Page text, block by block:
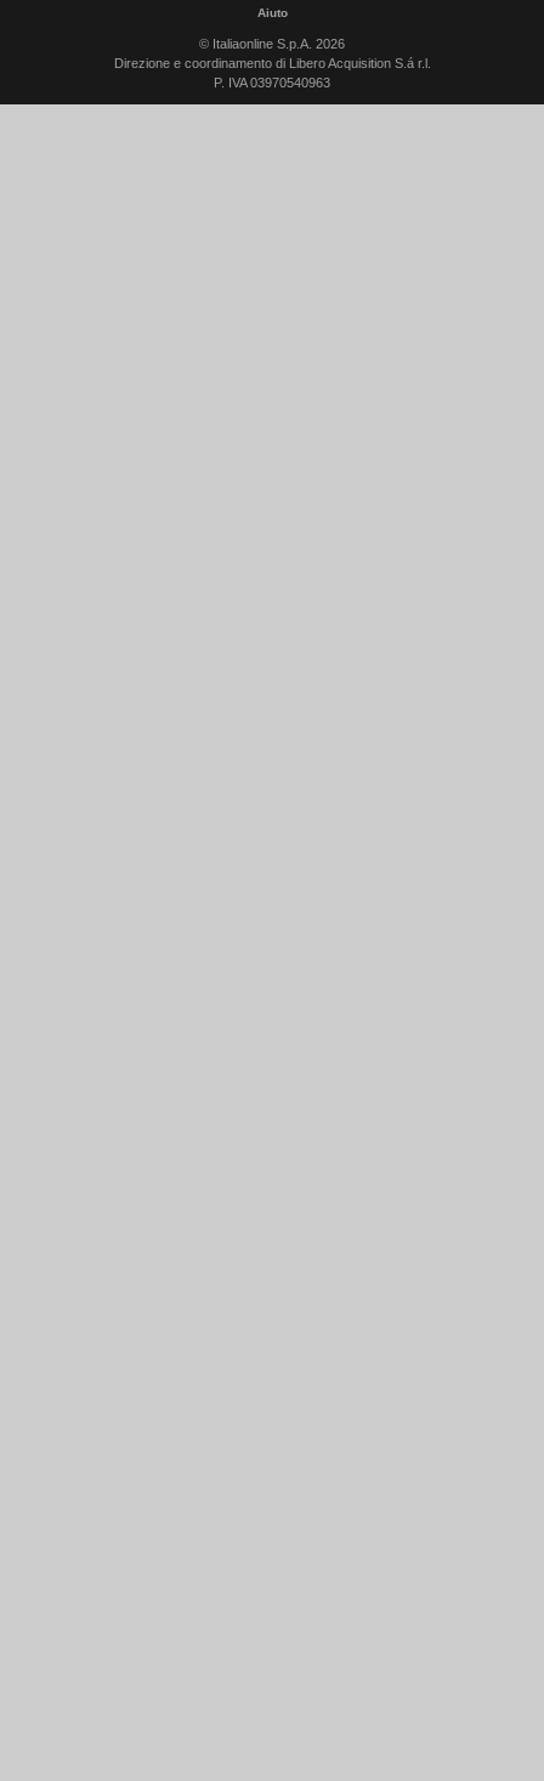
Aiuto
© Italiaonline S.p.A. 2026
Direzione e coordinamento di Libero Acquisition S.á r.l.
P. IVA 03970540963